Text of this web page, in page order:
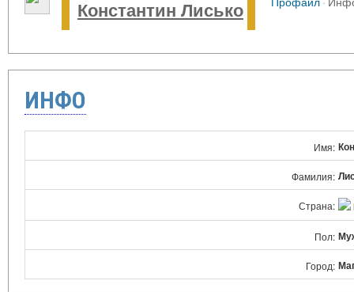
Константин Лисько
ИНФО
Имя:
Фамилия:
Страна:
Пол:
Город: